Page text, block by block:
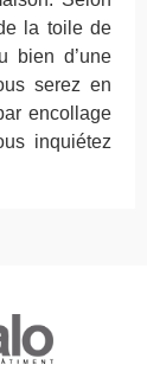
la toile de
bien d’une
serez en
encollage
inquiétez